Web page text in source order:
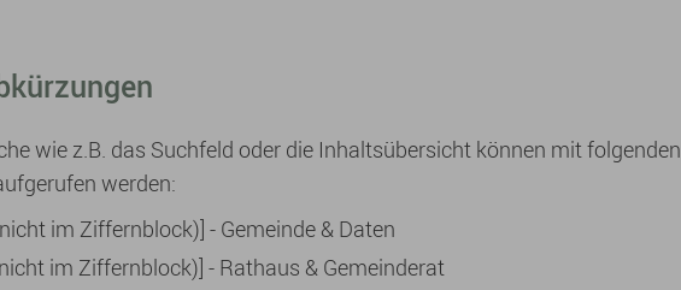
wie z.B. das Suchfeld oder die Inhaltsübersicht können mit folgenden
werden:
im Ziffernblock)] - Gemeinde & Daten
im Ziffernblock)] - Rathaus & Gemeinderat